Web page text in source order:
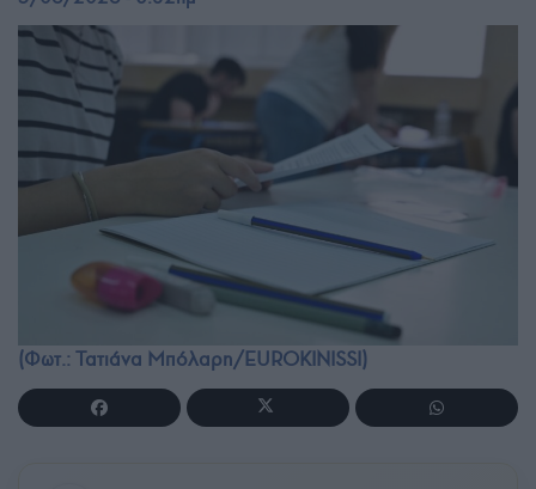
(Φωτ.: Τατιάνα Μπόλαρη/EUROKINISSI)